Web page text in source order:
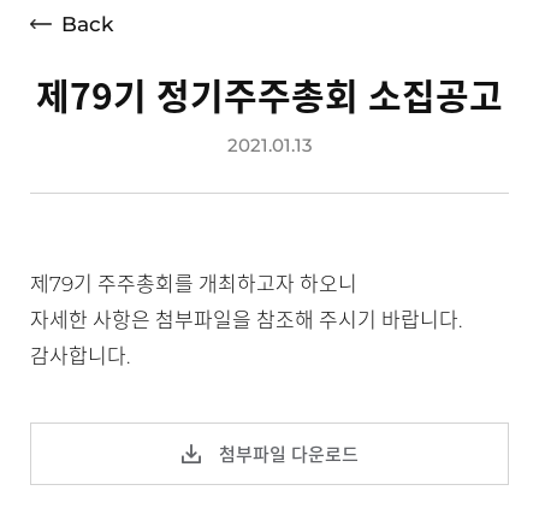
손익계산서
공시정보
Back
제79기 정기주주총회 소집공고
2021.01.13
제79기 주주총회를 개최하고자 하오니
자세한 사항은 첨부파일을 참조해 주시기 바랍니다.
감사합니다.
첨부파일 다운로드